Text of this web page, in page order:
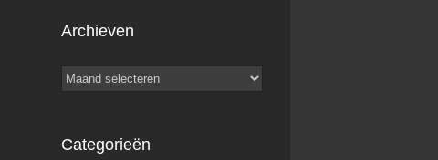
Archieven
Archieven
Categorieën